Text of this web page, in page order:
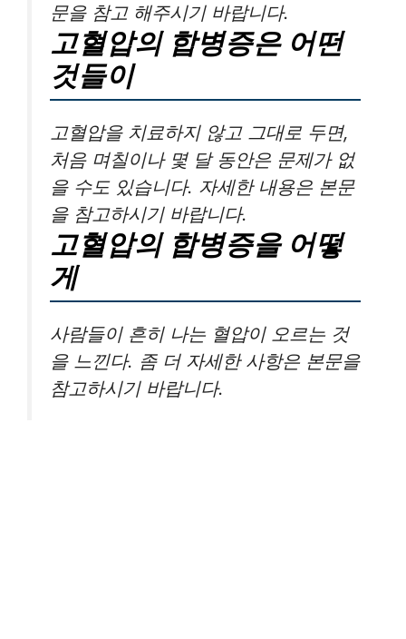
문을 참고 해주시기 바랍니다.
고혈압의 합병증은 어떤
것들이
고혈압을 치료하지 않고 그대로 두면,
처음 며칠이나 몇 달 동안은 문제가 없
을 수도 있습니다. 자세한 내용은 본문
을 참고하시기 바랍니다.
고혈압의 합병증을 어떻
게
사람들이 흔히 나는 혈압이 오르는 것
을 느낀다. 좀 더 자세한 사항은 본문을
참고하시기 바랍니다.